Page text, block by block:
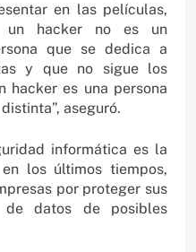
en las películas,
hacker no es un
que se dedica a
y que no sigue los
hacker es una persona
aseguró.
informática es la
los últimos tiempos,
por proteger sus
de datos de posibles